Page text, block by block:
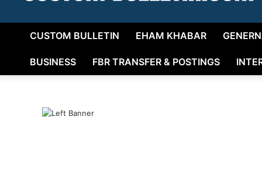
CUSTOM BULLETIN EHAM KHABAR
BUSINESS FBR TRANSFER & POSTINGS